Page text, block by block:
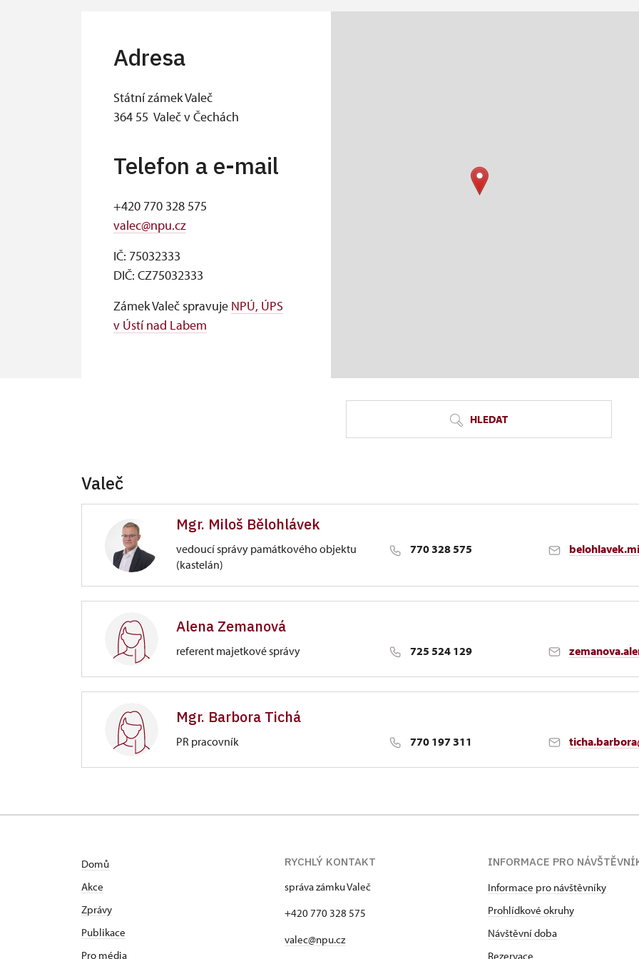
Adresa
Státní zámek Valeč
364 55 Valeč v Čechách
Telefon a e-mail
+420 770 328 575
valec@npu.cz
IČ: 75032333
DIČ: CZ75032333
Zámek Valeč spravuje NPÚ, ÚPS
v Ústí nad Labem
HLEDAT
Valeč
Mgr. Miloš Bělohlávek
vedoucí správy památkového objektu
(kastelán)
770 328 575
1/, Valeč 1Alena Zemanová
referent majetkové správy 725 524 129
1/, Valeč 1Mgr. Barbora Tichá
PR pracovník 770 197 311
Domů
Akce
Zprávy
Publikace
Pro média
RYCHLÝ KONTAKT
správa zámku Valeč
+420 770 328 575
valec@npu.cz
INFORMACE PRO
Informace pro návštěvníky
Prohlídkové okruhy
Návštěvní doba
Rezervace